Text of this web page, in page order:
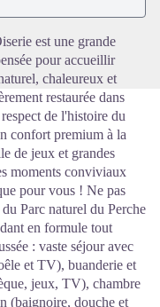
est une grande
pour accueillir
chaleureux et
restaurée dans
de l'histoire du
confort premium à la
de jeux et grandes
moments conviviaux
pour vous ! Ne pas
Parc naturel du Perche
en formule tout
: vaste séjour avec
et TV), buanderie et
jeux, TV), chambre
(baignoire, douche et